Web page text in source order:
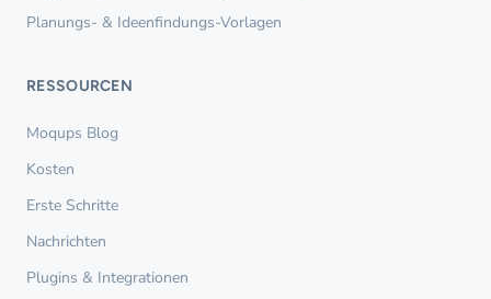
Planungs- & Ideenfindungs-Vorlagen
RESSOURCEN
Moqups Blog
Kosten
Erste Schritte
Nachrichten
Plugins & Integrationen